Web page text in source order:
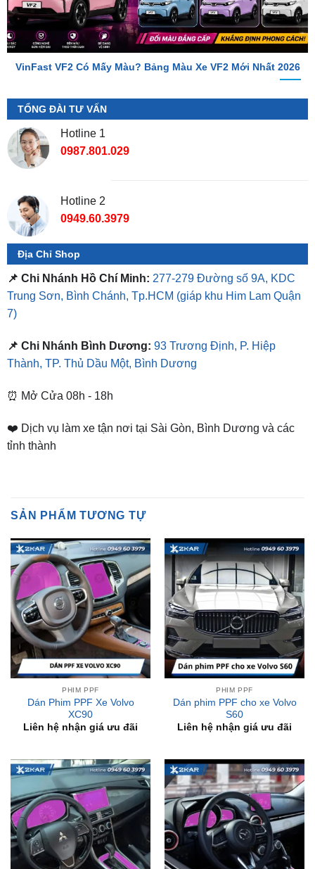
VinFast VF2 Có Mấy Màu? Bảng Màu Xe VF2 Mới Nhất 2026
TỔNG ĐÀI TƯ VẤN
Hotline 1
0987.801.029
Địa Chỉ Shop
📌 Chi Nhánh Hồ Chí Minh: 277-279 Đường số 9A, KDC
Trung Sơn, Bình Chánh, Tp.HCM
7)
📌 Chi Nhánh Bình Dương:
⏰ Mở Cửa 08h - 18h
❤️ Dịch vụ làm xe tận nơi tại Sài Gòn, Bình Dương và các
Dán Phim PPF Xe Volvo
XC90
Liên hệ nhận giá ưu đãi
Dán phim PPF cho xe Volvo
S60
Liên hệ nhận giá ưu đãi